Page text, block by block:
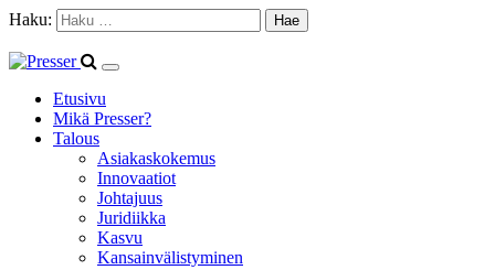
Haku:
Etusivu
Mikä Presser?
Talous
Asiakaskokemus
Innovaatiot
Johtajuus
Juridiikka
Kasvu
Kansainvälistyminen